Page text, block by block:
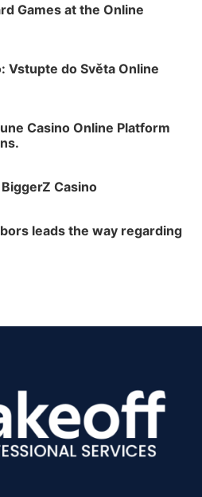
Games at the Online
Vstupte do Světa Online
Casino Online Platform
Casino
leads the way regarding